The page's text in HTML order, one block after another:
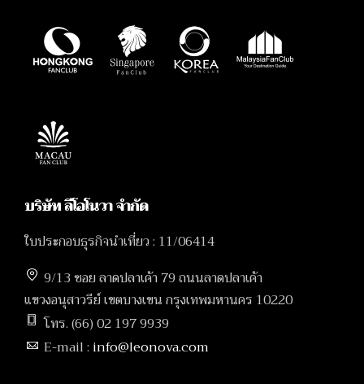
บริษัท ลีโอโนวา จำกัด
ใบประกอบธุรกิจนำเที่ยว : 11/06414
9/13 ซอย ลาดปลาเค้า 79 ถนนลาดปลาเค้า
แขวงอนุสาวรีย์ เขตบางเขน กรุงเทพมหานคร 10220
โทร. (66) 02 197 9939
E-mail : info@leonova.com